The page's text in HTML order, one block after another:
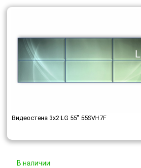
Видеостена 3x2 LG 55" 55SVH7F
В наличии